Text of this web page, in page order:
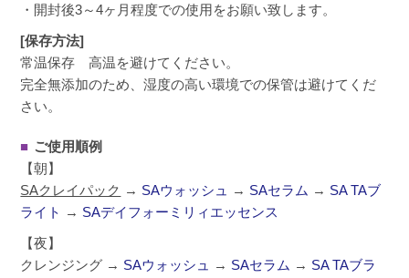
・開封後3～4ヶ月程度での使用をお願い致します。
[保存方法]
常温保存 高温を避けてください。
完全無添加のため、湿度の高い環境での保管は避けてくだ
さい。
■ ご使用順例
【朝】
SAクレイパック → SAウォッシュ → SAセラム → SA TAブ
ライト → SAデイフォーミリィエッセンス
【夜】
クレンジング → SAウォッシュ → SAセラム → SA TAブラ